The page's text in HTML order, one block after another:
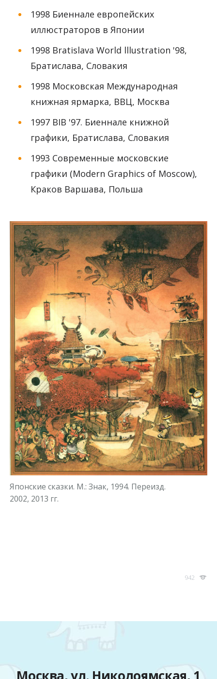
1998 Биеннале европейских
иллюстраторов в Японии
1998 Bratislava World lllustration '98,
Братислава, Словакия
1998 Московская Международная
книжная ярмарка, ВВЦ, Москва
1997 BIB '97. Биеннале книжной
графики, Братислава, Словакия
1993 Современные московские
графики (Modern Graphics of Moscow),
Краков Варшава, Польша
Японские сказки. М.: Знак, 1994. Переизд.
2002, 2013 гг.
942